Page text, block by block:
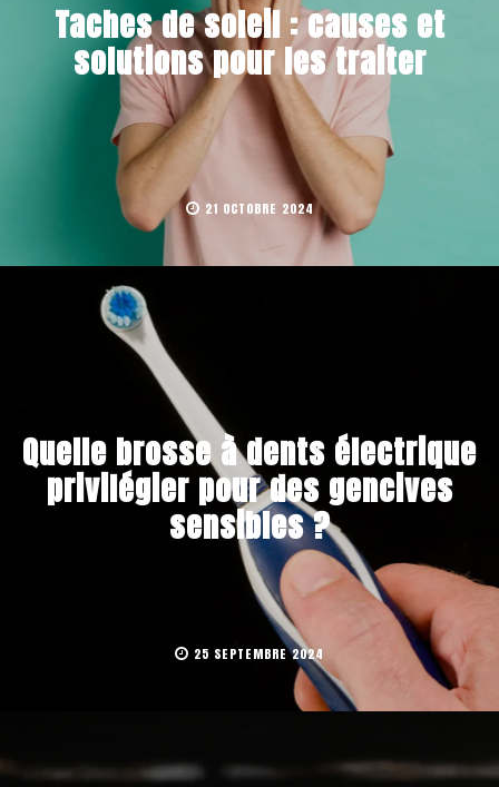
Taches de soleil : causes et
solutions pour les traiter
21 OCTOBRE 2024
Quelle brosse à dents électrique
privilégier pour des gencives
sensibles ?
25 SEPTEMBRE 2024